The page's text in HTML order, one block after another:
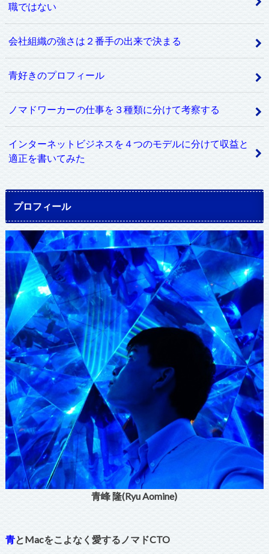
職ではない
会社組織の強さは２番手の出来で決まる
青好きのプロフィール
ノマドワーカーの仕事を３種類に分けて考察する
インターネットビジネスを４つのモデルに分けて収益と
適正を書いてみた
プロフィール
青峰 隆(Ryu Aomine)
青とMacをこよなく愛するノマドCTO